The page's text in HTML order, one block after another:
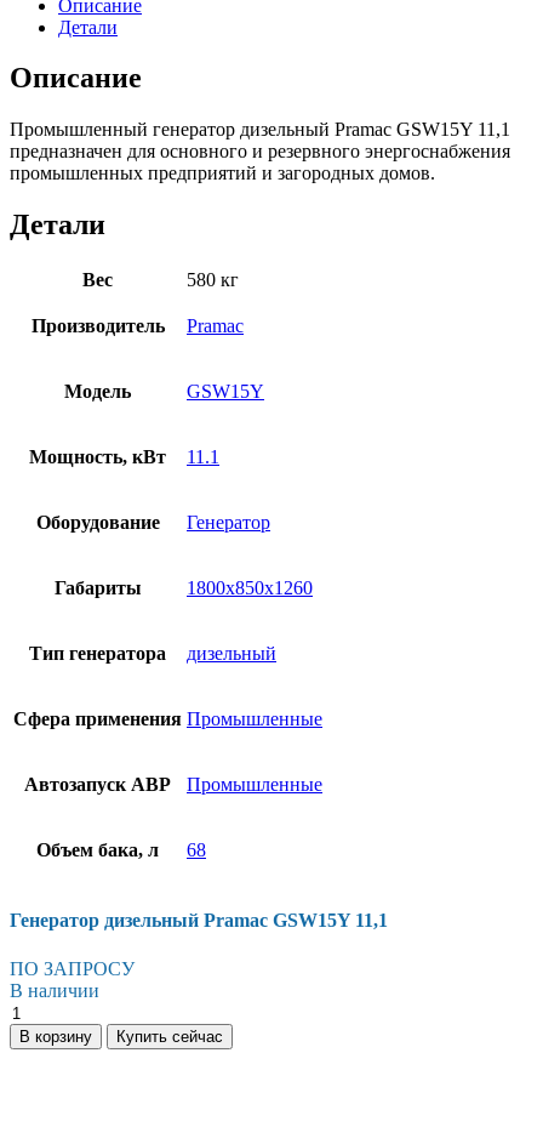
Описание
Детали
Описание
Промышленный генератор дизельный Pramac GSW15Y 11,1
предназначен для основного и резервного энергоснабжения
промышленных предприятий и загородных домов.
Детали
Вес 580 кг
Производитель Pramac
Модель GSW15Y
Мощность, кВт 11.1
Оборудование Генератор
Габариты 1800x850x1260
Тип генератора дизельный
Сфера применения Промышленные
Автозапуск АВР Промышленные
Объем бака, л 68
Генератор дизельный Pramac GSW15Y 11,1
ПО ЗАПРОСУ
В наличии
Генератор
дизельный
Pramac
В корзину Купить сейчас